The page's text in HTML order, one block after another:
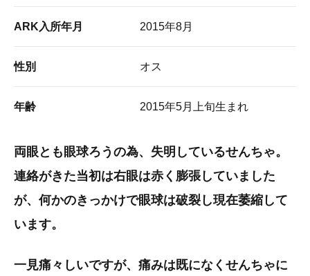
ARK入所年月 2015年8月
性別 オス
年齢 2015年5月上旬生まれ
両眼とも眼球ろうの為、失明しているせんちゃ。
連絡がきた当初は右眼は赤く膨張していました
が、何かのきっかけで眼球は破裂し現在萎縮して
います。
一見痛々しいですが、痛みは既になくせんちゃに